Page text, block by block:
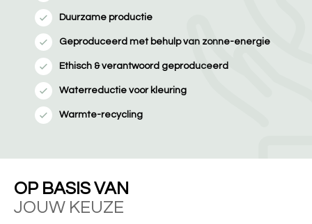
Duurzame productie
Geproduceerd met behulp van zonne-energie
Ethisch & verantwoord geproduceerd
Waterreductie voor kleuring
Warmte-recycling
OP BASIS VAN
JOUW KEUZE